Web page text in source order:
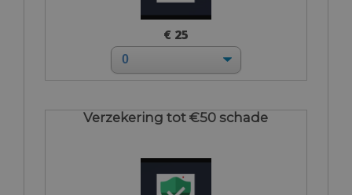
€ 25
Verzekering tot €50 schade